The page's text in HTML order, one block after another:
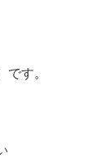
です。